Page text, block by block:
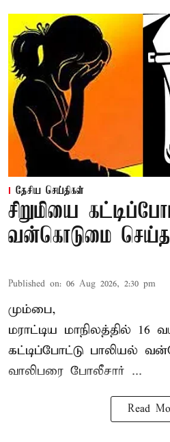
தேசிய செய்திகள்
சிறுமியை
வன்கொடுமை செய்த
Published on: 06 Aug 2026, 2:30 pm
மும்பை,
மராட்டிய மாநிலத்தில் 16
கட்டிப்போட்டு பாலியல்
வாலிபரை போலீசார் ...
Read